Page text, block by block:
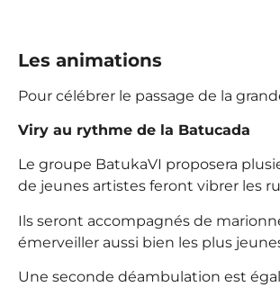
Les animations
Pour célébrer le passage de la
Viry au rythme de la Batucada
Le groupe BatukaVI proposera
de jeunes artistes feront vibrer les
Ils seront accompagnés de
émerveiller aussi bien les plus
Une seconde déambulation est